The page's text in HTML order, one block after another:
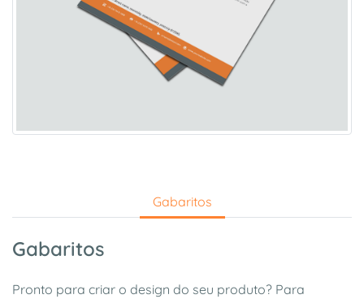
Gabaritos
Gabaritos
Pronto para criar o design do seu produto? Para